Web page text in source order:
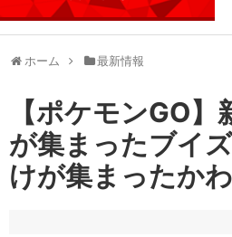
ホーム 最新情報
【ポケモンGO
が集まったブイ
けが集まったか